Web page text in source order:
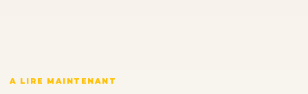
A LIRE MAINTENANT